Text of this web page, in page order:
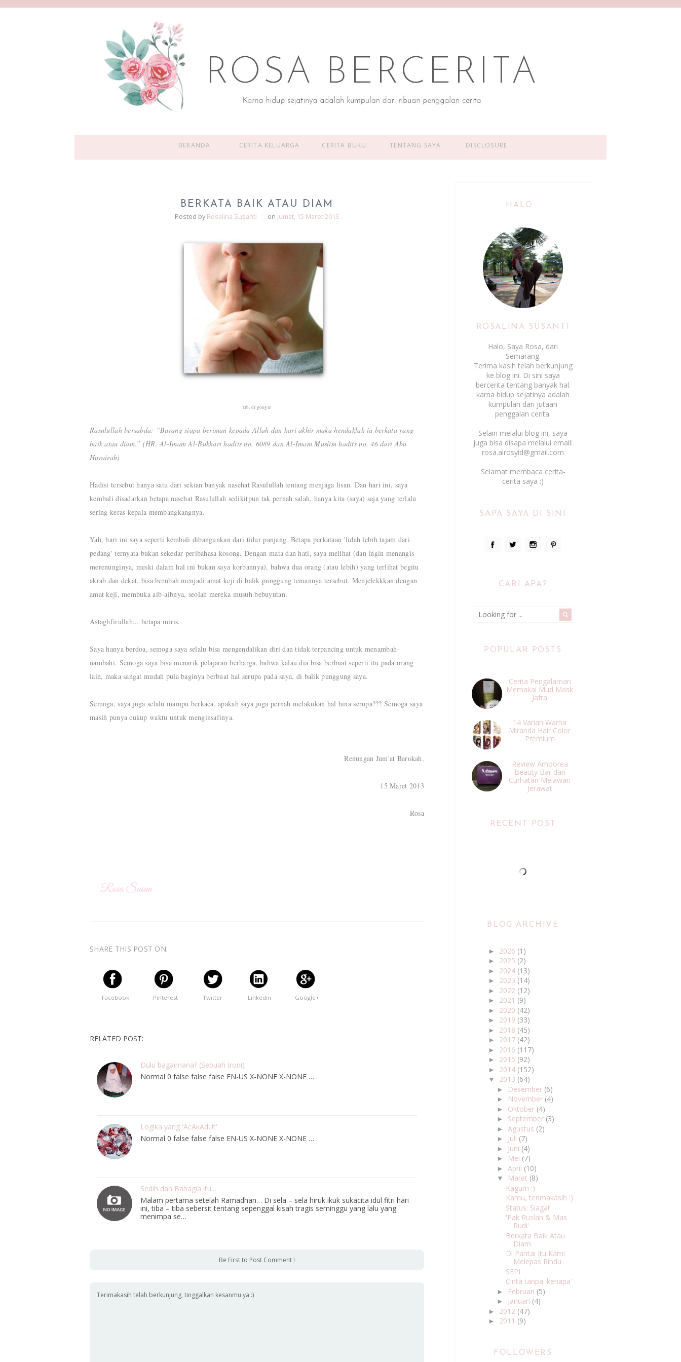
BERANDA CERITA KELUARGA CERITA BUKU TENTANG SAYA DISCLOSURE
BERKATA BAIK ATAU DIAM
Posted by Rosalina Susanti on Jumat, 15 Maret 2013
Gb. dr google
Rasulullah bersabda: “Barang siapa beriman kepada Allah dan hari akhir maka hendaklah ia berkata yang
baik atau diam.” (HR. Al-Imam Al-Bukhari hadits no. 6089 dan Al-Imam Muslim hadits no. 46 dari Abu
Hurairah)
Hadist tersebut hanya satu dari sekian banyak nasehat Rasulullah tentang menjaga lisan. Dan hari ini, saya
kembali disadarkan betapa nasehat Rasulullah sedikitpun tak pernah salah, hanya kita (saya) saja yang terlalu
sering keras kepala membangkangnya.
Yah, hari ini saya seperti kembali dibangunkan dari tidur panjang. Betapa perkataan 'lidah lebih tajam dari
pedang' ternyata bukan sekedar peribahasa kosong. Dengan mata dan hati, saya melihat (dan ingin menangis
merenunginya, meski dalam hal ini bukan saya korbannya), bahwa dua orang (atau lebih) yang terlihat begitu
akrab dan dekat, bisa berubah menjadi amat keji di balik punggung temannya tersebut. Menjelekkkan dengan
amat keji, membuka aib-aibnya, seolah mereka musuh bebuyutan.
Astaghfirullah... betapa miris.
Saya hanya berdoa, semoga saya selalu bisa mengendalikan diri dan tidak terpancing untuk menambah-
nambahi. Semoga saya bisa menarik pelajaran berharga, bahwa kalau dia bisa berbuat seperti itu pada orang
lain, maka sangat mudah pula baginya berbuat hal serupa pada saya, di balik punggung saya.
Semoga, saya juga selalu mampu berkaca, apakah saya juga pernah melakukan hal hina serupa??? Semoga saya
masih punya cukup waktu untuk menginsafinya.
Renungan Jum'at Barokah,
15 Maret 2013
Rosa
SHARE THIS POST ON:
Facebook Pinterest Twitter Linkedin Google+
RELATED POST:
Dulu bagaimana? (Sebuah Ironi)
Normal 0 false false false EN-US X-NONE X-NONE …
Logika yang 'AcAkAdUt'
Normal 0 false false false EN-US X-NONE X-NONE …
Sedih dan Bahagia itu...
Malam pertama setelah Ramadhan… Di sela – sela hiruk ikuk sukacita idul fitri hari
ini, tiba – tiba sebersit tentang sepenggal kisah tragis seminggu yang lalu yang
menimpa se…
Be First to Post Comment !
Terimakasih telah berkunjung, tinggalkan kesanmu ya :)
HALO...
ROSALINA SUSANTI
Halo, Saya Rosa, dari
Semarang.
Terima kasih telah berkunjung
ke blog ini. Di sini saya
bercerita tentang banyak hal.
karna hidup sejatinya adalah
kumpulan dari jutaan
penggalan cerita.
Selain melalui blog ini, saya
juga bisa disapa melalui email:
rosa.alrosyid@gmail.com
Selamat membaca cerita-
cerita saya :)
SAPA SAYA DI SINI
CARI APA?
POPULAR POSTS
Cerita Pengalaman
Memakai Mud Mask
Jafra
14 Varian Warna
Miranda Hair Color
Premium
Review Amoorea
Beauty Bar dan
Curhatan Melawan
Jerawat
RECENT POST
BLOG ARCHIVE
► 2026 (1)
► 2025 (2)
► 2024 (13)
► 2023 (14)
► 2022 (12)
► 2021 (9)
► 2020 (42)
► 2019 (33)
► 2018 (45)
► 2017 (42)
► 2016 (117)
► 2015 (92)
► 2014 (152)
▼ 2013 (64)
► Desember (6)
► November (4)
► Oktober (4)
► September (3)
► Agustus (2)
► Juli (7)
► Juni (4)
► Mei (7)
► April (10)
▼ Maret (8)
Kagum :)
Kamu, terimakasih :)
Status: Siaga!!
'Pak Ruslan & Mas
Rudi'
Berkata Baik Atau
Diam
Di Pantai Itu Kami
Melepas Rindu
SEPI
Cinta tanpa 'kenapa'
► Februari (5)
► Januari (4)
► 2012 (47)
► 2011 (9)
FOLLOWERS